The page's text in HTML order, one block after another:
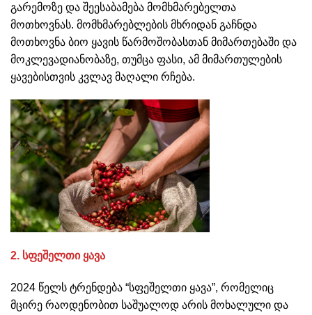
გარემოზე და შეესაბამება მომხმარებელთა
მოთხოვნას. მომხმარებლების მხრიდან გაჩნდა
მოთხოვნა ბიო ყავის წარმოშობასთან მიმართებაში და
მოკლევადიანობაზე, თუმცა ფასი, ამ მიმართულების
ყავებისთვის კვლავ მაღალი რჩება.
2. სფეშელთი ყავა
2024 წელს ტრენდება “სფეშელთი ყავა”, რომელიც
მცირე რაოდენობით საშუალოდ არის მოხალული და